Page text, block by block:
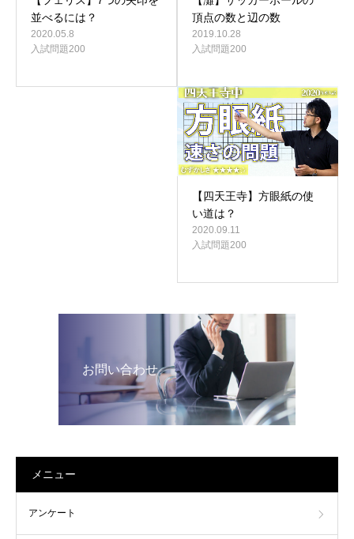
並べるには？
2020.05.8
入試問題200
頂点の数と辺の数
2019.10.28
入試問題200
【四天王寺】方眼紙の使
い道は？
2020.09.11
入試問題200
お問い合わせ
メニュー
アンケート